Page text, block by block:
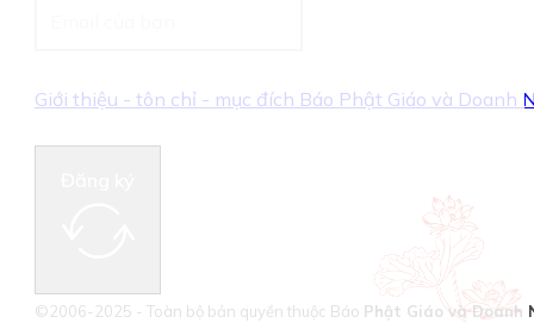
Giới thiệu - tôn chỉ - mục đích Báo Phật Giáo và Doanh
©2006-2025 - Toàn bộ bản quyền thuộc Báo Phật Giáo và Doanh